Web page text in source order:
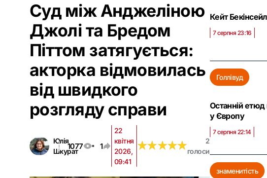
Суд між Анджеліною
Джолі та Бредом
Піттом затягується:
акторка відмовилась
від швидкого
розгляду справи
Юлія
Шкурат
1077 1
22
квітня
2026,
09:41
★★★★★
★★★★★
2
голоси
Кейт
7 серпня 23:16
Голлівуд
Останній етюд
у Європу
7 серпня 22:14
знаменитість